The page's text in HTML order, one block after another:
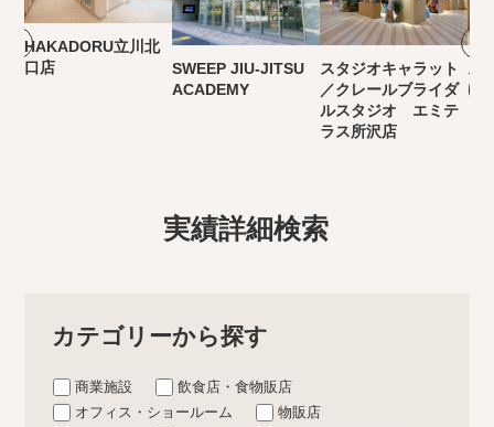
HAKADORU立川北
口店
SWEEP JIU-JITSU
ACADEMY
スタジオキャラット
／クレールブライダ
ルスタジオ エミテ
ラス所沢店
ゆ
実績詳細検索
カテゴリーから探す
商業施設
飲食店・食物販店
オフィス・ショールーム
物販店